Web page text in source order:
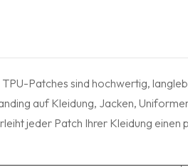
Patches sind hochwertig,
auf Kleidung, Jacken,
jeder Patch Ihrer Kleidung